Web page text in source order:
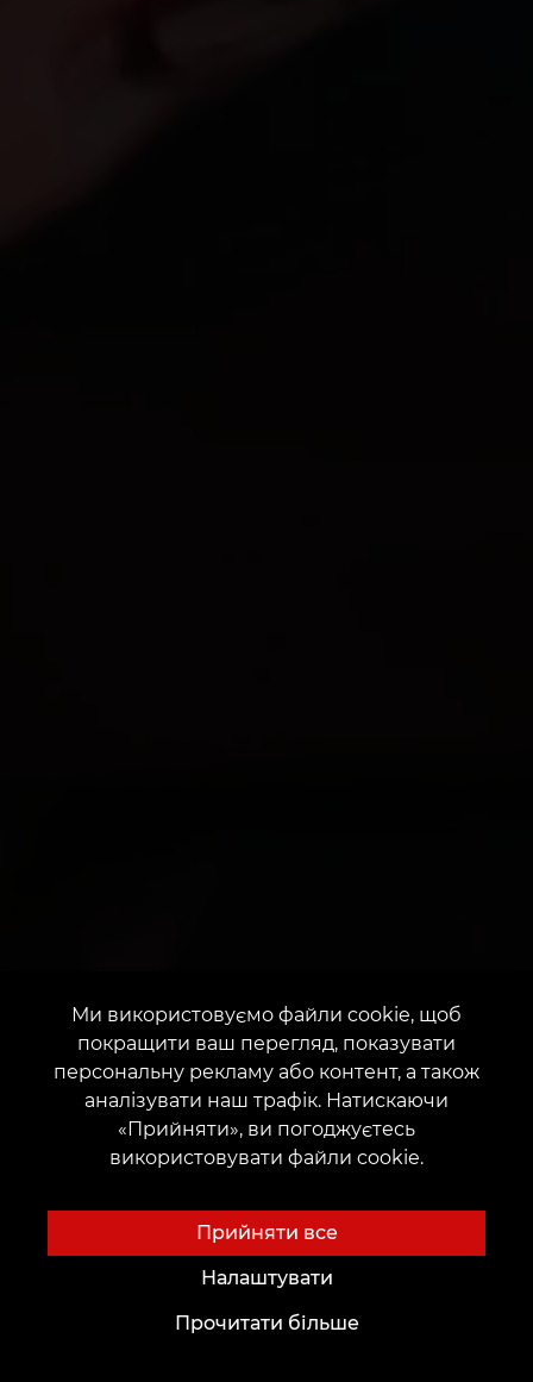
Ми використовуємо файли cookie, щоб
покращити ваш перегляд, показувати
персональну рекламу або контент, а також
аналізувати наш трафік. Натискаючи
«Прийняти», ви погоджуєтесь
використовувати файли cookie.
Прийняти все
Налаштувати
Прочитати більше